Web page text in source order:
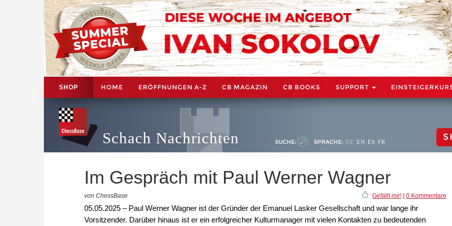
SHOP HOME ERÖFFNUNGEN A-Z CB MAGAZIN CB BOOKS SUPPORT
Schach Nachrichten SUCHE: SPRACHE: DE EN ES FR
Im Gespräch mit Paul Werner Wagner
von ChessBase Gefällt mir!| 0 Kommentare
05.05.2025 – Paul Werner Wagner ist der Gründer der Emanuel Lasker Gesellschaft und war lange ihr
Vorsitzender. Darüber hinaus ist er ein erfolgreicher Kulturmanager mit vielen Kontakten zu bedeutenden